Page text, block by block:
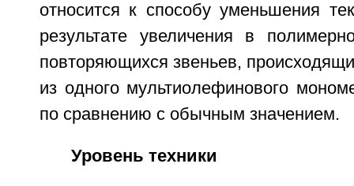
относится к способу уменьшения
результате увеличения в
повторяющихся звеньев,
из одного мультиолефинового
по сравнению с обычным значением.
Уровень техники